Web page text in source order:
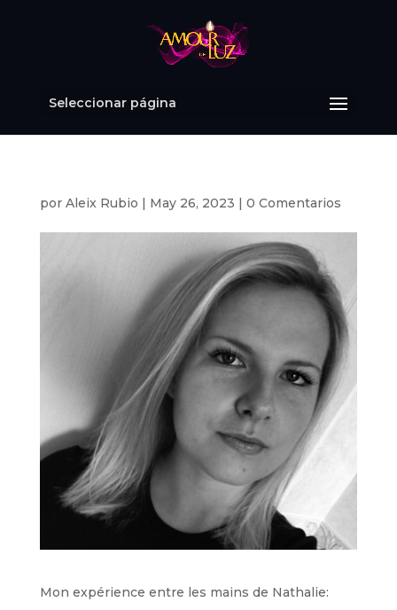
Seleccionar página
por Aleix Rubio | May 26, 2023 | 0 Comentarios
Mon expérience entre les mains de Nathalie: